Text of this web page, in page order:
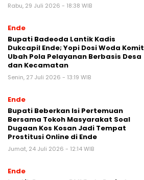
Rabu, 29 Juli 2026 - 18:38 WIB
Ende
Bupati Badeoda Lantik Kadis
Dukcapil Ende; Yopi Dosi Woda Komit
Ubah Pola Pelayanan Berbasis Desa
dan Kecamatan
Senin, 27 Juli 2026 - 13:19 WIB
Ende
Bupati Beberkan Isi Pertemuan
Bersama Tokoh Masyarakat Soal
Dugaan Kos Kosan Jadi Tempat
Prostitusi Online di Ende
Jumat, 24 Juli 2026 - 12:14 WIB
Ende